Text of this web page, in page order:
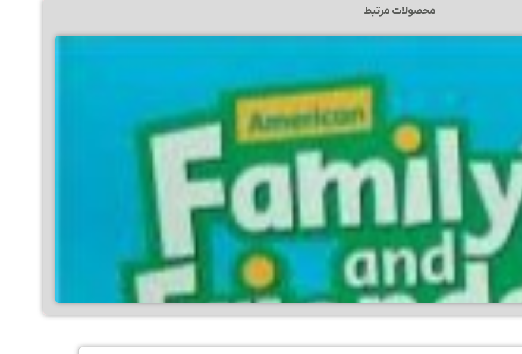
محصولات مرتبط
نمونه سوال امتحان فاینال Family and Friends 6 ویرایش دوم (درس 1 تا 12) با پاسخنامه PDF
امتیاز
دانلود نمونه سوال تمام تستی فاینال فمیلی فرندز ۶ ویرایش...